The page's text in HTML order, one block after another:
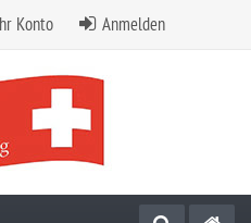
Ihr Konto Anmelden